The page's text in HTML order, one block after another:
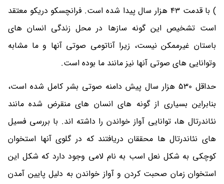
) با قدمت 43 هزار سال پیدا شده است. فرانچسکو دریکو معتقد
است تشخیص این گونه سازها در محل زندگی انسان های
باستان غیرممکن نیست، زیرا آناتومی صوتی آنها و ما مشابه
وتوانایی های صوتی آنها نیز مانند ما بوده است.
حداقل 530 هزار سال پیش دامنه صوتی بشر کامل شده است،
بنابراین بسیاری از گونه های انسان های منقرض شده مانند
نئاندرتال ها، توانایی آواز خواندن را داشته اند. با بررسی فسیل
های نئاندرتال ها محققان دریافتند که در گلوی آنها استخوان
کوچکی به شکل نعل اسب به نام لامی وجود دارد که شکل این
استخوان زمان صحبت کردن و آواز خواندن به دلیل پایین آمدن